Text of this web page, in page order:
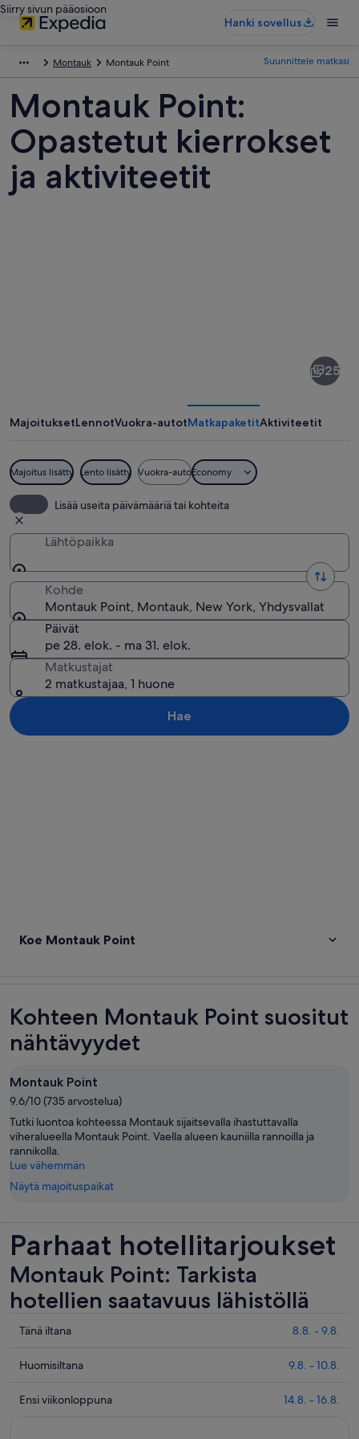
Siirry sivun pääosioon
Hanki sovellus
Montauk Montauk Point Suunnittele matkasi
Montauk Point:
Opastetut kierrokset
ja aktiviteetit
25
MajoituksetLennotVuokra-autotMatkapaketitAktiviteetit
Majoitus lisätty Lento lisätty Vuokra-autoEconomy
Lisää useita päivämääriä tai kohteita
Lähtöpaikka
Kohde
Montauk Point, Montauk, New York, Yhdysvallat
Päivät
pe 28. elok. - ma 31. elok.
Matkustajat
2 matkustajaa, 1 huone
Hae
Koe Montauk Point
Kohteen Montauk Point suositut
nähtävyydet
Montauk Point
9.6/10 (735 arvostelua)
Tutki luontoa kohteessa Montauk sijaitsevalla ihastuttavalla
viheralueella Montauk Point. Vaella alueen kauniilla rannoilla ja
rannikolla.
Lue vähemmän
Näytä majoituspaikat
Parhaat hotellitarjoukset
Montauk Point: Tarkista
hotellien saatavuus lähistöllä
Tarkista
lähellä
Montauk
Tänä iltana 8.8. - 9.8.
Tarkista
lähellä
Huomisiltana 9.8. - 10.8.
Tarkista
Ensi viikonloppuna 14.8. - 16.8.